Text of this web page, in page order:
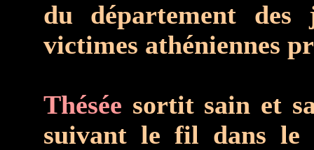
du département
victimes athéniennes
Thésée sortit sain et
suivant le fil dans le